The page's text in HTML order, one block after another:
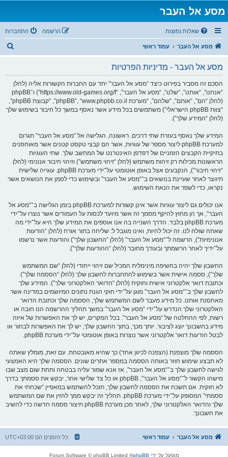
מסע אל העבר
שאלות נפוצות התחברות הרשמה
מסע אל העבר עמוד ראשי
מסע אל העבר - מדיניות הפרטיות
הסכם זה מסביר בפירוט כיצד “מסע אל העבר” יחד עם החברות הקשורות אליה (להלן
“אנחנו”, “אותנו”, “שלנו”, “מסע אל העבר”, “https://www.old-games.org/f”) ו־phpBB
(להלן “הם”, “אותם”, “שלהם”, “מערכת phpBB”, “www.phpbb.co.il”, “קבוצת phpBB”,
“צוות phpBB הישראלי”) משתמשים בכל מידע אשר נאסף במשך כל חיבור בשימוש שלך
(להלן “המידע שלך”).
המידע שלך נאסף בעזרת שתי דרכים. ראשונה, הגלישה אל “מסע אל העבר” תגרום
למערכת phpBB ליצור מספר של עוגיות, אשר הם קבצי טקסט קטנים אשר מאוחסנים
בתיקיית הקבצים הזמניים של דפדפן האינטרנט של המחשב שלך. שתי העוגיות
הראשונות מכילות רק זיהות משתמש (להלן “זיהוי משתמש”) וזיהוי חיבור אנונימי (להלן
“זיהוי חיבור”), הנקבעים אצל באופן אוטומטי על־ידי מערכת phpBB. עוגייה שלישית
תיווצר לאחר שעיינת בנושאים ב־“מסע אל העבר” ובשימוש כדי לסמן את הנושאים אשר
נקראו, כדי לשפר את הנאת השימוש.
אנו יכולים גם ליצור עוגיות אשר אינן קשורות למערכת phpBB בזמן הגלישה ב־“מסע אל
העבר”, אך הן מחוץ להיקף מסמך זה אשר מיועד לכסות על העמודים אשר נוצרו על־ידי
מערכת phpBB בלבד. הדרך השנייה בה אנו אוספים את המידע שלך היא על־ידי מה
שאתה שולח לנו. זה יכול להיות, ואינו מוגבל ל: שליחה בתור אורח (להלן “הודעות
אנונימיות”), הרשמה ל־“מסע אל העבר” (להלן “החשבון שלך”) והודעות אשר נרשמו
על־ידיך לאחר הרשמתך ובעודך מחובר (להלן “ההודעות שלך”).
החשבון שלך יהיה בחשיפה מינימלית המכיל שם זיהוי ייחודי (להלן “שם המשתמש
שלך”), ססמה אישית אשר בשימוש להתחברות לחשבון שלך (להלן “הססמה שלך”)
וכתובת דואר אלקטרוני אישית וחוקית (להלן “הדואר האלקטרוני שלך”). המידע שלך
לחשבון שלך ב־“מסע אל העבר” מוגן על־ידי חוקי הגנת נתונים המיושמים במדינה אשר
מאחסנת אותנו. כל מידע מעבר לשם המשתמש שלך, הססמה שלך וכתובת הדואר
האלקטרוני שלך הנדרש על־ידי “מסע אל העבר” במשך תהליך ההרשמה הנו חובה או
רשות, לפי ההחלטה של “מסע אל העבר”. בכל המקרים, יש לך את האפשרות של איזה
מידע בחשבונך יוצג לציבור. יותך מכך, בתוך החשבון שלך, יש לך את האפשרות לבחור או
לבטל הודעות דואר אלקטרוני אשר נוצרות באופן אוטומטי על־ידי מערכת phpBB.
הססמה שלך מוצפנת (הצפנה לכיוון אחד) כך שהיא מאובטחת. עם זאת, מומלץ שאתה
לא תבצע שימוש חוזר באותה הססמה במספר אתרים שונים. הססמה שלך היא האמצעי
לגישה לחשבון שלך ב־“מסע אל העבר”, אז אנא שמור עליה בבטחה ותחת שום מצב שבו
מישהו הקשור ל־“מסע אל העבר”, phpBB או כל צד שלישי אחר, יבקש את ססמתך בדרך
לא חוקית. אם תשכח את הססמה לחשבון שלך, תוכל להשתמש במאפיין “שכחתי את
ססמתי” המסופק על־ידי מערכת phpBB. תהליך זה יבקש ממך להזין את שם המשתמש
שלך והדואר האלקטרוני שלך, לאחר מכן מערכת phpBB תיצור ססמה חדשה כדי להשיב
את חשבונך.
מסע אל העבר עמוד ראשי כל הזמנים הם UTC+03:00
מופעל על ידי phpBB
® Forum Software © phpBB Limited